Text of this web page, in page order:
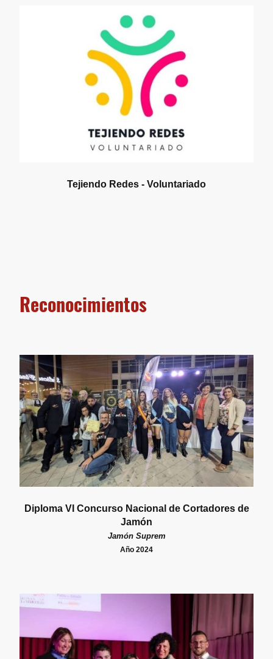
Tejiendo Redes - Voluntariado
Reconocimientos
Diploma VI Concurso Nacional de Cortadores de
Jamón
Jamón Suprem
Año 2024